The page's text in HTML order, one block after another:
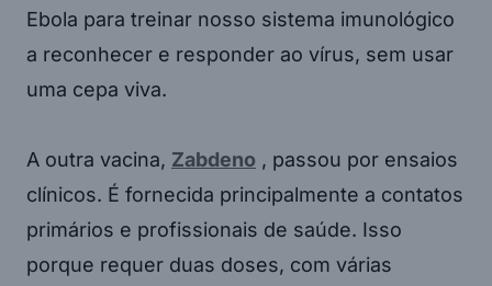
Ebola para treinar nosso sistema imunológico
a reconhecer e responder ao vírus, sem usar
uma cepa viva.
A outra vacina, Zabdeno , passou por ensaios
clínicos. É fornecida principalmente a contatos
primários e profissionais de saúde. Isso
porque requer duas doses, com várias